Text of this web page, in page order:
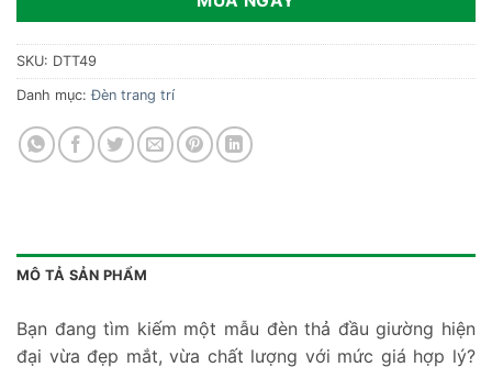
SKU: DTT49
Danh mục:Đèn trang trí
MÔ TẢ SẢN PHẨM
Bạn đang tìm kiếm một mẫu đèn thả đầu giường hiện
đại vừa đẹp mắt, vừa chất lượng với mức giá hợp lý?